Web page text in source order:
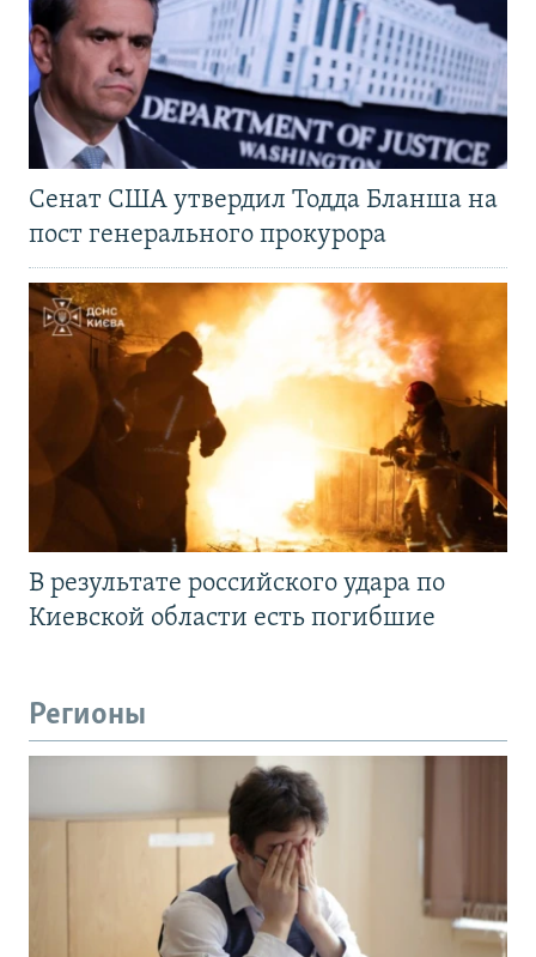
Сенат США утвердил Тодда Бланша на
пост генерального прокурора
В результате российского удара по
Киевской области есть погибшие
Регионы